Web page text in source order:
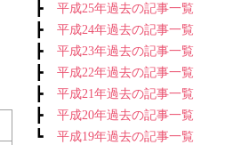
┣ 平成25年過去の記事一覧
┣ 平成24年過去の記事一覧
┣ 平成23年過去の記事一覧
┣ 平成22年過去の記事一覧
┣ 平成21年過去の記事一覧
┣ 平成20年過去の記事一覧
┗ 平成19年過去の記事一覧